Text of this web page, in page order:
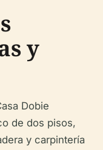
y
Dobie
de dos pisos,
y carpintería